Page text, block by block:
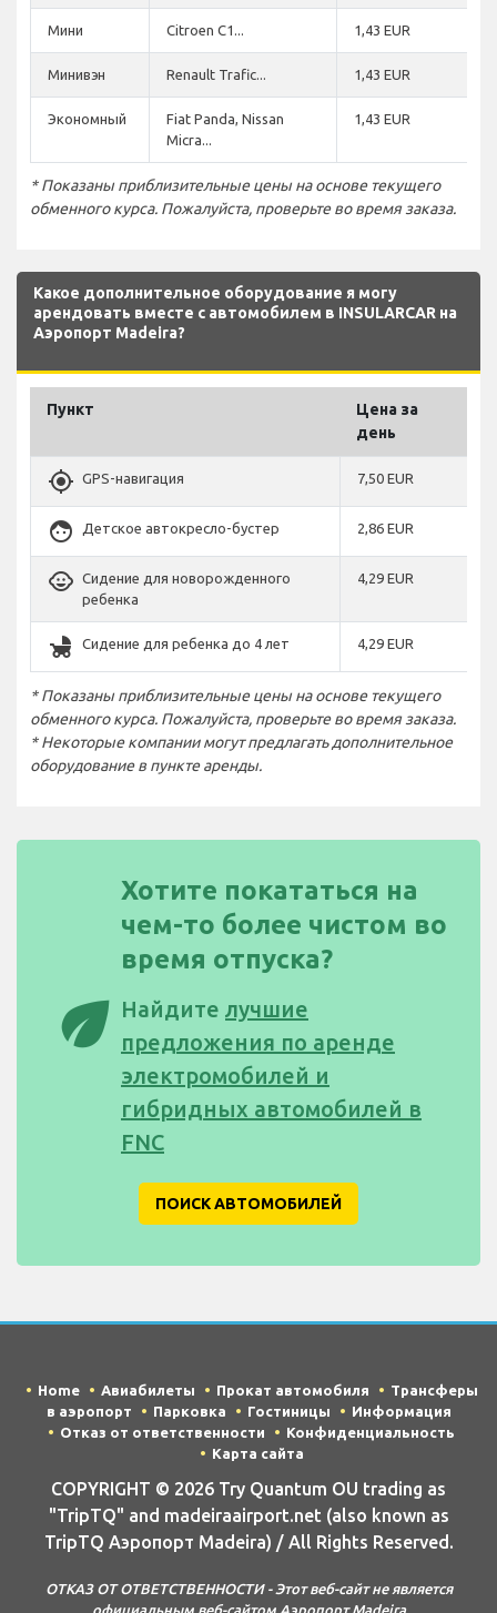
Мини Citroen C1... 1,43 EUR
Минивэн Renault Trafic... 1,43 EUR
Экономный
Fiat Panda, Nissan
Micra...
1,43 EUR
* Показаны приблизительные цены на основе текущего
обменного курса. Пожалуйста, проверьте во время заказа.
Какое дополнительное оборудование я могу
арендовать вместе с автомобилем в INSULARCAR на
Аэропорт Madeira?
Пункт
Цена за
день
gps_fixed GPS-навигация 7,50 EUR
face Детское автокресло-бустер 2,86 EUR
child_care Сидение для новорожденного
ребенка
4,29 EUR
child_friendly Сидение для ребенка до 4 лет 4,29 EUR
* Показаны приблизительные цены на основе текущего
обменного курса. Пожалуйста, проверьте во время заказа.
* Некоторые компании могут предлагать дополнительное
оборудование в пункте аренды.
eco
Хотите покататься на
чем-то более чистом во
время отпуска?
Найдите лучшие
предложения по аренде
электромобилей и
гибридных автомобилей в
FNC
ПОИСК АВТОМОБИЛЕЙ
Home Авиабилеты Прокат автомобиля
Трансферы
в аэропорт
Парковка Гостиницы
Информация
Отказ от ответственности
Конфиденциальность
Карта сайта
COPYRIGHT © 2026 Try Quantum OU trading as
"TripTQ" and madeiraairport.net (also known as
TripTQ Аэропорт Madeira) / All Rights Reserved.
ОТКАЗ ОТ ОТВЕТСТВЕННОСТИ - Этот веб-сайт не является
официальным веб-сайтом Аэропорт Madeira